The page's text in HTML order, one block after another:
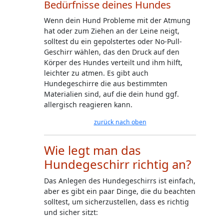
Bedürfnisse deines Hundes
Wenn dein Hund Probleme mit der Atmung
hat oder zum Ziehen an der Leine neigt,
solltest du ein gepolstertes oder No-Pull-
Geschirr wählen, das den Druck auf den
Körper des Hundes verteilt und ihm hilft,
leichter zu atmen. Es gibt auch
Hundegeschirre die aus bestimmten
Materialien sind, auf die dein hund ggf.
allergisch reagieren kann.
zurück nach oben
Wie legt man das
Hundegeschirr richtig an?
Das Anlegen des Hundegeschirrs ist einfach,
aber es gibt ein paar Dinge, die du beachten
solltest, um sicherzustellen, dass es richtig
und sicher sitzt: